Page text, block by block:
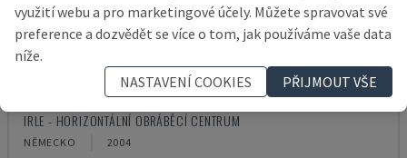
IRD 1600 CNC
IRLE - HORIZONTÁLNÍ OBRÁBĚCÍ CENTRUM
NĚMECKO 2004
využití webu a pro marketingové účely. Můžete spravovat své
preference a dozvědět se více o tom, jak používáme vaše data
níže.
NASTAVENÍ COOKIES
PŘIJMOUT VŠE